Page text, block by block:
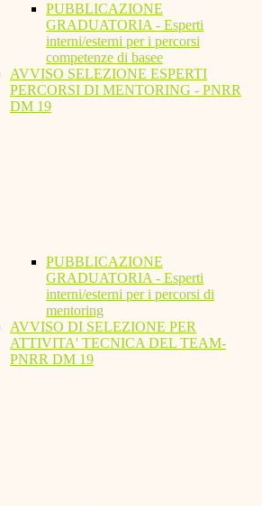
PUBBLICAZIONE
GRADUATORIA - Esperti
interni/esterni per i percorsi
competenze di basee
AVVISO SELEZIONE ESPERTI
PERCORSI DI MENTORING - PNRR
DM 19
PUBBLICAZIONE
GRADUATORIA - Esperti
interni/esterni per i percorsi di
mentoring
AVVISO DI SELEZIONE PER
ATTIVITA' TECNICA DEL TEAM-
PNRR DM 19